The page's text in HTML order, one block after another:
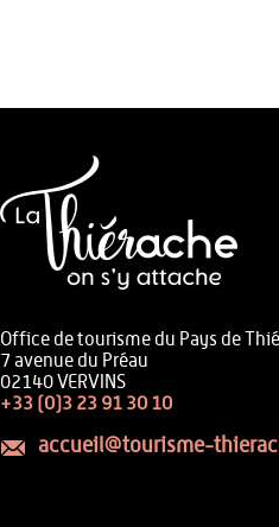
Office de tourisme du Pays de
7 avenue du Préau
02140 VERVINS
+33 (0)3 23 91 30 10
accueil@tourisme-